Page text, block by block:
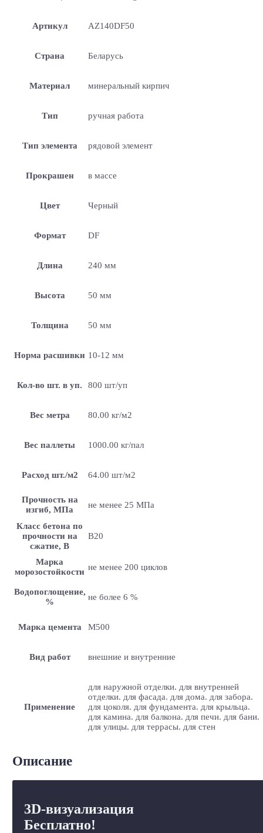
Артикул AZ140DF50
Страна Беларусь
Материал минеральный кирпич
Тип ручная работа
Тип элемента рядовой элемент
Прокрашен в массе
Цвет Черный
Формат DF
Длина 240 мм
Высота 50 мм
Толщина 50 мм
Норма расшивки 10-12 мм
Кол-во шт. в уп. 800 шт/уп
Вес метра 80.00 кг/м2
Вес паллеты 1000.00 кг/пал
Расход шт./м2 64.00 шт/м2
Прочность на
изгиб, МПа
не менее 25 МПа
Класс бетона по
прочности на
сжатие, В
B20
Марка
морозостойкости не менее 200 циклов
Водопоглощение,
%
не более 6 %
Марка цемента M500
Вид работ внешние и внутренние
Применение
для наружной отделки. для внутренней
отделки. для фасада. для дома. для забора.
для цоколя. для фундамента. для крыльца.
для камина. для балкона. для печи. для бани.
для улицы. для террасы. для стен
Описание
3D-визуализация
Бесплатно!